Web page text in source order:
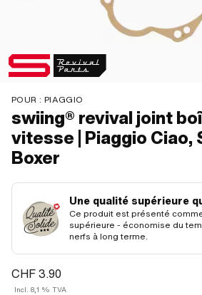
POUR : PIAGGIO
swiing® revival joint
vitesse | Piaggio Ciao,
Boxer
Une qualité supérieure
Ce produit est présenté
supérieure - économise du
nerfs à long terme.
CHF 3.90
Incl. 8,1 % TVA